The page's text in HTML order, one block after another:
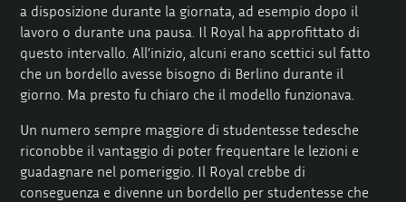
a disposizione durante la giornata, ad esempio dopo il
lavoro o durante una pausa. Il Royal ha approfittato di
questo intervallo. All’inizio, alcuni erano scettici sul fatto
che un bordello avesse bisogno di Berlino durante il
giorno. Ma presto fu chiaro che il modello funzionava.
Un numero sempre maggiore di studentesse tedesche
riconobbe il vantaggio di poter frequentare le lezioni e
guadagnare nel pomeriggio. Il Royal crebbe di
conseguenza e divenne un bordello per studentesse che